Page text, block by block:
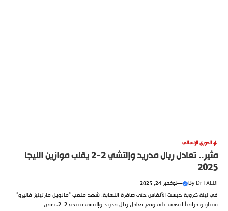
الدوري الإسباني
مثير.. تعادل ريال مدريد وإلتشي 2-2 يقلب موازين الليجا
2025
By Dr TALBI
—نوفمبر 24, 2025
في ليلة كروية حبست الأنفاس حتى صافرة النهاية، شهد ملعب “مانويل مارتينيز فاليرو”
سيناريو درامياً انتهى على وقع تعادل ريال مدريد وإلتشي بنتيجة 2-2، ضمن....